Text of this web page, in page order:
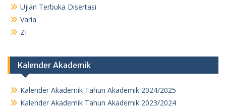
Ujian Terbuka Disertasi
Varia
ZI
Kalender Akademik
Kalender Akademik Tahun Akademik 2024/2025
Kalender Akademik Tahun Akademik 2023/2024